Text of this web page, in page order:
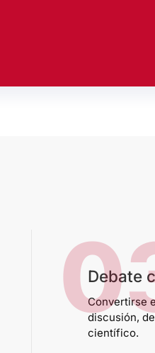
Debate
Convertirse
discusión,
científico.